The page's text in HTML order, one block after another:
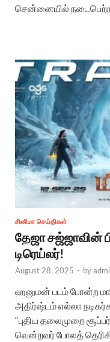
சென்னையில்
சினிமா செய்திகள்
தேஜா சஜ்ஜாவின்
டிரெய்லர்!
August 28, 2025 - by
ஹனுமன் படம் போன்ற
அதிர்ஷ்டம் எல்லா
“புதிய தலைமுறை
வென்றவர் போலத்